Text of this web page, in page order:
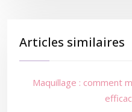
Articles similaires
Maquillage : comment